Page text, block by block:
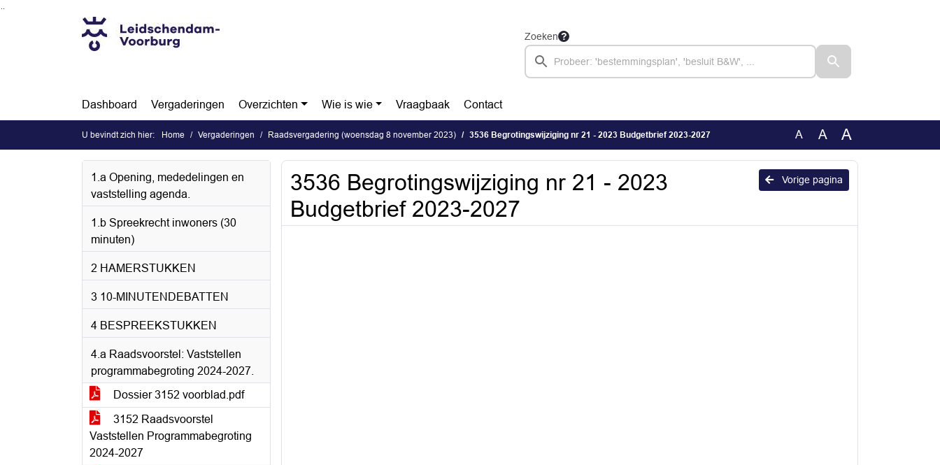
Ga naar de inhoud van deze pagina
Ga naar het zoeken
Ga naar het menu
Zoeken
Dashboard Vergaderingen Overzichten Wie is wie Vraagbaak Contact
U bevindt zich hier: Home Vergaderingen Raadsvergadering (woensdag 8 november 2023) 3536 Begrotingswijziging nr 21 - 2023 Budgetbrief 2023-2027 A A A
1.a Opening, mededelingen en
vaststelling agenda.
1.b Spreekrecht inwoners (30
minuten)
2 HAMERSTUKKEN
3 10-MINUTENDEBATTEN
4 BESPREEKSTUKKEN
4.a Raadsvoorstel: Vaststellen
programmabegroting 2024-2027.
Dossier 3152 voorblad.pdf
3152 Raadsvoorstel
Vaststellen Programmabegroting
2024-2027
Vorige pagina
3536 Begrotingswijziging nr 21 - 2023
Budgetbrief 2023-2027